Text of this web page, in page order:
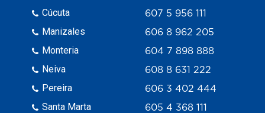
Cúcuta
Manizales
Monteria
Neiva
Pereira
Santa Marta
607 5 956 111
606 8 962 205
604 7 898 888
608 8 631 222
606 3 402 444
605 4 368 111